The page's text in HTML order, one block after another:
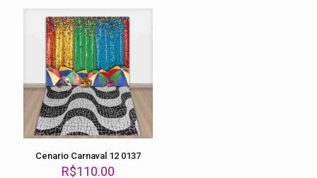
Cenario Carnaval 12 0137
R$110.00